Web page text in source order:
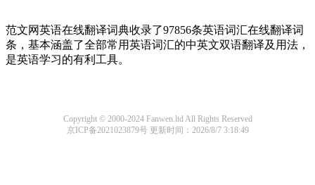
范文网英语在线翻译词典收录了97856条英语词汇在线翻译词
条，基本涵盖了全部常用英语词汇的中英文双语翻译及用法，
是英语学习的有利工具。
Copyright © 2000-2024 Fanwen.ltd All Rights Reserved
京ICP备2021023879号更新时间：2026/8/7 3:18:49